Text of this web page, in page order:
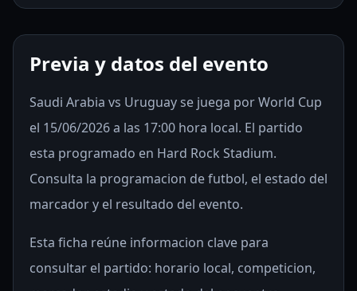
Previa y datos del evento
Saudi Arabia vs Uruguay se juega por World Cup
el 15/06/2026 a las 17:00 hora local. El partido
esta programado en Hard Rock Stadium.
Consulta la programacion de futbol, el estado del
marcador y el resultado del evento.
Esta ficha reúne informacion clave para
consultar el partido: horario local, competicion,